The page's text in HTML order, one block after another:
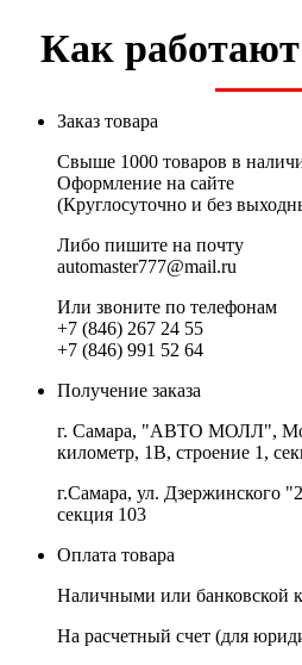
Как
Заказ товара
Свыше 1000 товаров в
Оформление на сайте
(Круглосуточно и без
Либо пишите на почту
automaster777@mail.ru
Или звоните по телефонам
+7 (846) 267 24 55
+7 (846) 991 52 64
Получение заказа
г. Самара, "АВТО МОЛЛ",
километр, 1В, строение 1,
г.Самара, ул.
секция 103
Оплата товара
Наличными или банковской
На расчетный счет (для